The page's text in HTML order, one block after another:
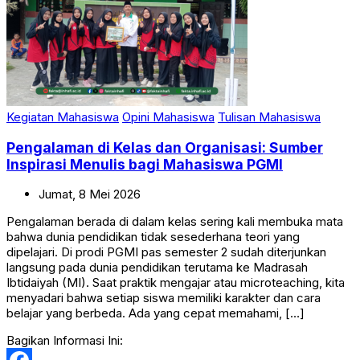
Kegiatan Mahasiswa Opini Mahasiswa Tulisan Mahasiswa
Pengalaman di Kelas dan Organisasi: Sumber
Inspirasi Menulis bagi Mahasiswa PGMI
Jumat, 8 Mei 2026
Pengalaman berada di dalam kelas sering kali membuka mata
bahwa dunia pendidikan tidak sesederhana teori yang
dipelajari. Di prodi PGMI pas semester 2 sudah diterjunkan
langsung pada dunia pendidikan terutama ke Madrasah
Ibtidaiyah (MI). Saat praktik mengajar atau microteaching, kita
menyadari bahwa setiap siswa memiliki karakter dan cara
belajar yang berbeda. Ada yang cepat memahami, […]
Bagikan Informasi Ini: